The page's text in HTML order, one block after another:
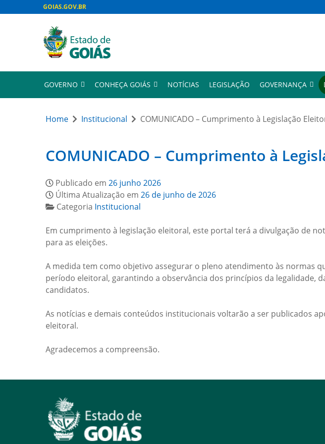
GOIAS.GOV.BR
GOVERNO CONHEÇA GOIÁS NOTÍCIAS LEGISLAÇÃO GOVERNANÇA
Home Institucional COMUNICADO – Cumprimento à Legislação
COMUNICADO – Cumprimento à
Publicado em 26 junho 2026
Última Atualização em 26 de junho de 2026
Categoria Institucional
Em cumprimento à legislação eleitoral, este portal terá a divulgação de
para as eleições.
A medida tem como objetivo assegurar o pleno atendimento às normas
período eleitoral, garantindo a observância dos princípios da legalidade,
candidatos.
As notícias e demais conteúdos institucionais voltarão a ser publicados
eleitoral.
Agradecemos a compreensão.